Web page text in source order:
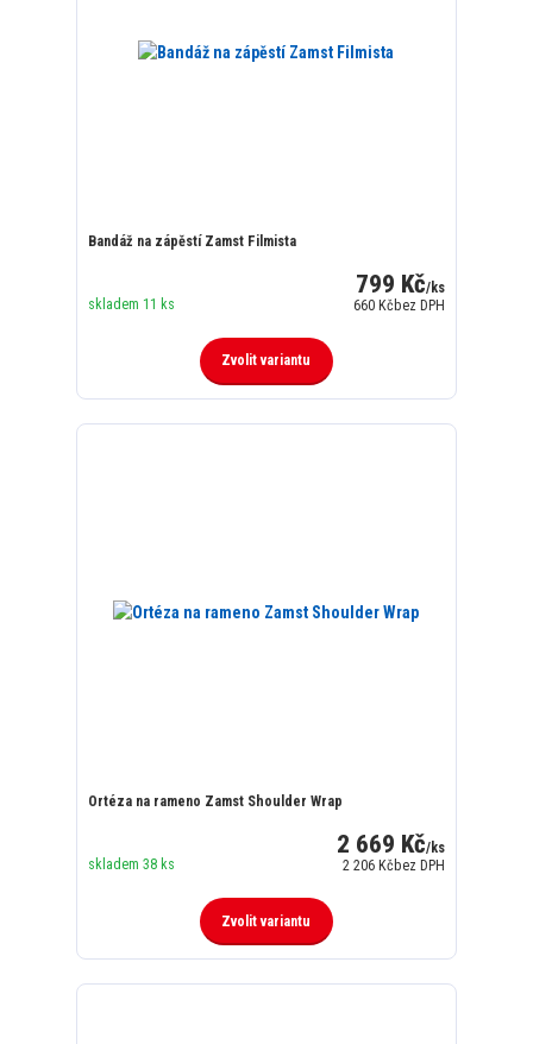
Bandáž na zápěstí Zamst Filmista
799 Kč/ks
660 Kčbez DPH
skladem 11 ks
Zvolit variantu
Ortéza na rameno Zamst Shoulder Wrap
2 669 Kč/ks
2 206 Kčbez DPH
skladem 38 ks
Zvolit variantu